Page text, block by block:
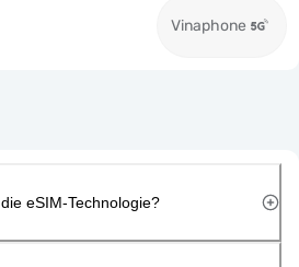
Vinaphone
eSIM-Technologie?